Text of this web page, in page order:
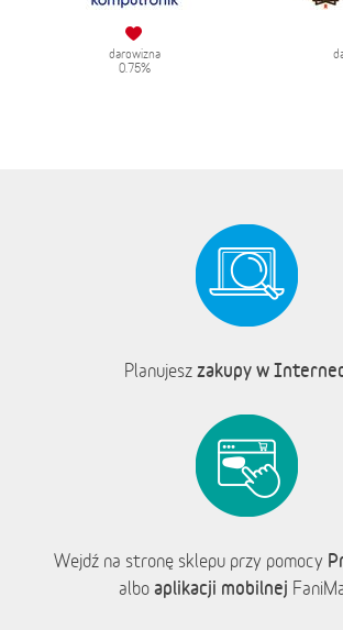
darowizna
0.75%
Planujesz zakupy w
Wejdź na stronę sklepu przy pomocy
albo aplikacji mobilnej